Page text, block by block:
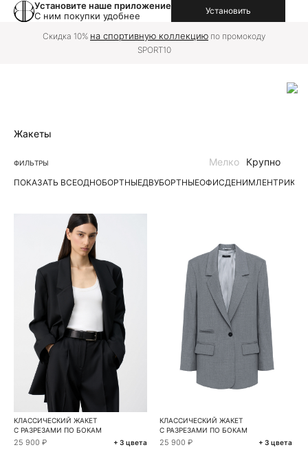
Установите наше приложение
С ним покупки удобнее
Установить
Скидка 10% на спортивную коллекцию по промокоду
SPORT10
Жакеты
ФИЛЬТРЫ
ПОКАЗАТЬ ВСЕОДНОБОРТНЫЕДВУБОРТНЫЕОФИСДЕНИМЛЕН
Мелко Крупно
КЛАССИЧЕСКИЙ ЖАКЕТ
С РАЗРЕЗАМИ ПО БОКАМ
25 900 ₽ + 3 цвета
КЛАССИЧЕСКИЙ ЖАКЕТ
С РАЗРЕЗАМИ ПО БОКАМ
25 900 ₽ + 3 цвета